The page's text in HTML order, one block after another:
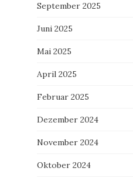
September 2025
Juni 2025
Mai 2025
April 2025
Februar 2025
Dezember 2024
November 2024
Oktober 2024